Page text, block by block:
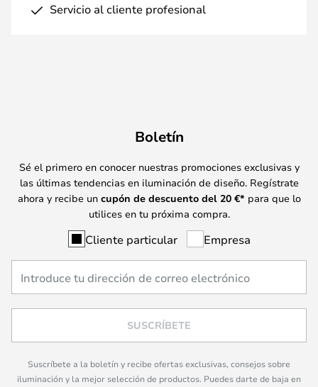
Servicio al cliente profesional
Boletín
Sé el primero en conocer nuestras promociones exclusivas y
las últimas tendencias en iluminación de diseño. Regístrate
ahora y recibe un cupón de descuento del 20 €* para que lo
utilices en tu próxima compra.
Cliente particular Empresa
SUSCRÍBETE
Suscríbete a la boletín y recibe ofertas exclusivas, consejos sobre
iluminación y la mejor selección de productos. Puedes darte de baja en